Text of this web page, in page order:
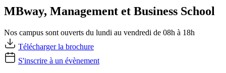
MBway, Management et Business School
Nos campus sont ouverts du lundi au vendredi de 08h à 18h
Télécharger la brochure
S'inscrire à un évènement